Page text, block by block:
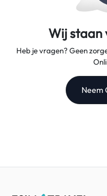
Wij staan
Heb je vragen? Geen
Neem